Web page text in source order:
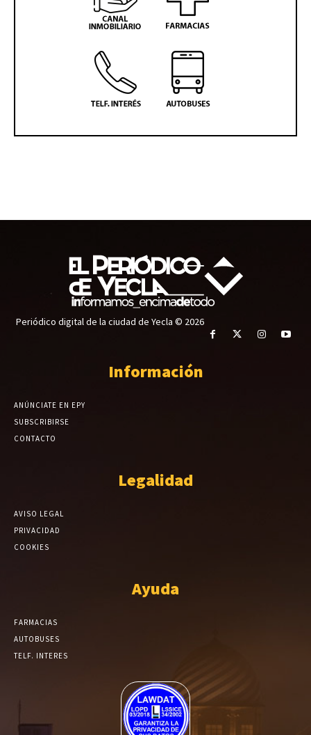
Periódico digital de la ciudad de Yecla © 2026
Información
ANÚNCIATE EN EPY
SUBSCRIBIRSE
CONTACTO
Legalidad
AVISO LEGAL
PRIVACIDAD
COOKIES
Ayuda
FARMACIAS
AUTOBUSES
TELF. INTERES